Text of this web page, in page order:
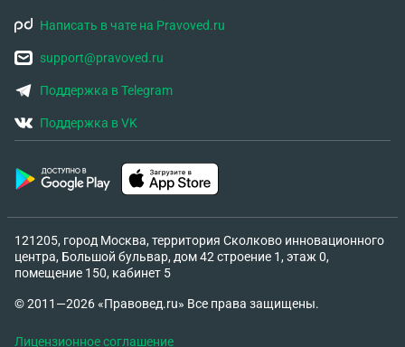
Написать в чате на Pravoved.ru
support@pravoved.ru
Поддержка в Telegram
Поддержка в VK
121205, город Москва, территория Сколково инновационного
центра, Большой бульвар, дом 42 строение 1, этаж 0,
помещение 150, кабинет 5
© 2011—2026 «Правовед.ru» Все права защищены.
Лицензионное соглашение